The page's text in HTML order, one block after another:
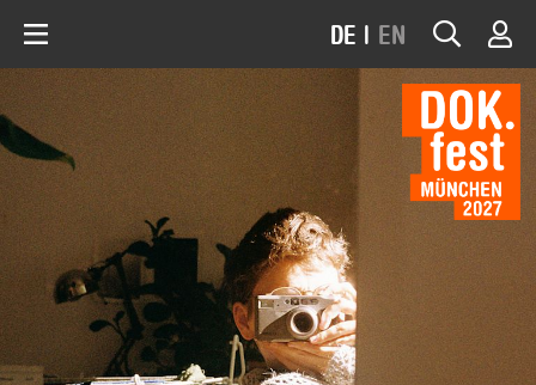
DE | EN